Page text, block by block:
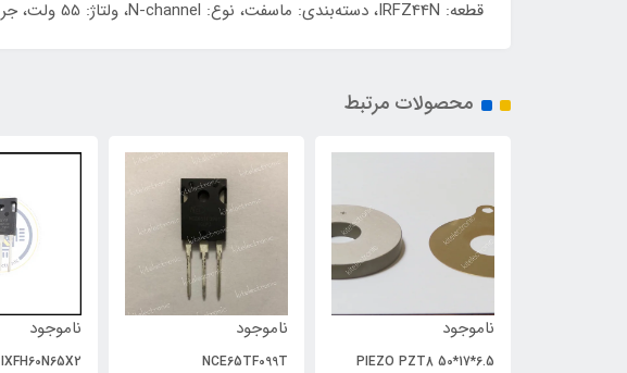
قطعه: IRFZ44N، دسته‌بندی: ماسفت، نوع: N-channel، ولتاژ: 55 ولت، جریان: 49 آمپر، توان: 94 وات، پکیج: TO:220، برند: infineon، کیفیت: ORIGINAL.
محصولات مرتبط
ناموجود
PIEZO PZT8 50*17*6.5
ناموجود
NCE65TF099T
ناموجود
IXFH60N65X2